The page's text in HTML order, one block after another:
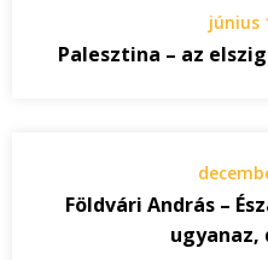
június
Palesztina – az
Földvári András –
ugyanaz,